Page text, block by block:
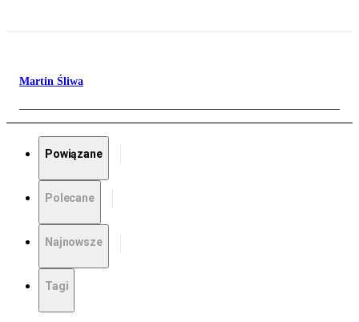
Martin Śliwa
Powiązane
Polecane
Najnowsze
Tagi